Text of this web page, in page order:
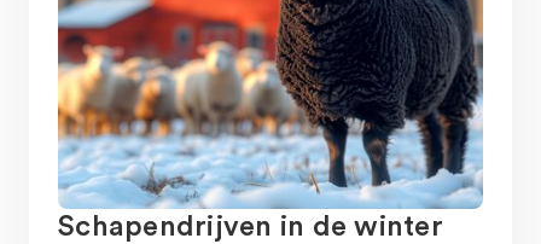
Schapendrijven in de winter